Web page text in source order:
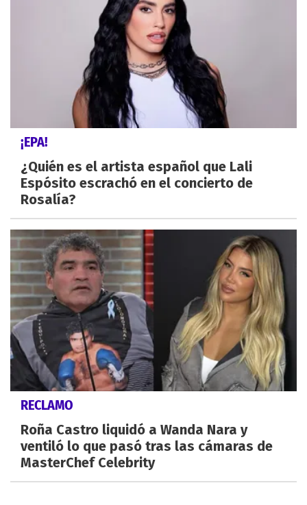
¡EPA!
¿Quién es el artista español que Lali
Espósito escrachó en el concierto de
Rosalía?
RECLAMO
Roña Castro liquidó a Wanda Nara y
ventiló lo que pasó tras las cámaras de
MasterChef Celebrity